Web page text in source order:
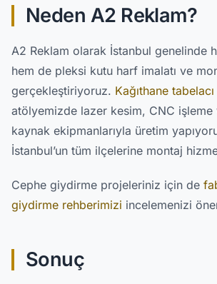
Neden A2 Reklam?
A2 Reklam olarak İstanbul genelinde
hem de pleksi kutu harf imalatı ve
gerçekleştiriyoruz. Kağıthane tabelacı
atölyemizde lazer kesim, CNC
kaynak ekipmanlarıyla üretim
İstanbul’un tüm ilçelerine montaj
Cephe giydirme projeleriniz için de
giydirme rehberimizi incelemenizi
Sonuç